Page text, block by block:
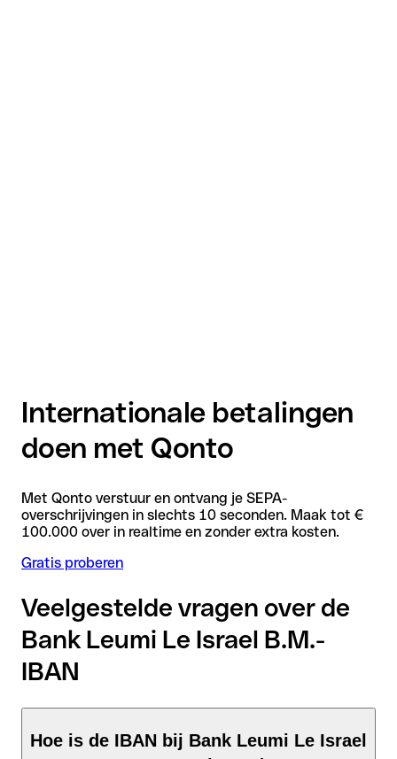
Internationale betalingen
doen met Qonto
Met Qonto verstuur en ontvang je SEPA-
overschrijvingen in slechts 10 seconden. Maak tot €
100.000 over in realtime en zonder extra kosten.
Gratis proberen
Veelgestelde vragen over de
Bank Leumi Le Israel B.M.-
IBAN
Hoe is de IBAN bij Bank Leumi Le Israel